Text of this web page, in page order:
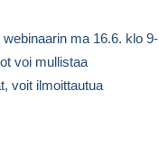
ma 16.6. klo 9-
voi mullistaa
voit ilmoittautua